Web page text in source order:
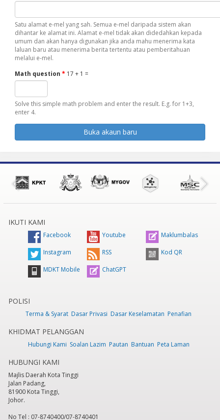
Satu alamat e-mel yang sah. Semua e-mel daripada sistem akan
dihantar ke alamat ini. Alamat e-mel tidak akan didedahkan kepada
umum dan akan hanya digunakan jika anda mahu menerima kata
laluan baru atau menerima berita tertentu atau pemberitahuan
melalui e-mel.
Math question * 17 + 1 =
Solve this simple math problem and enter the result. E.g. for 1+3,
enter 4.
IKUTI KAMI
Facebook Youtube Maklumbalas
Instagram RSS Kod QR
MDKT Mobile ChatGPT
POLISI
Terma & Syarat Dasar Privasi Dasar Keselamatan Penafian
KHIDMAT PELANGGAN
Hubungi Kami Soalan Lazim Pautan Bantuan Peta Laman
HUBUNGI KAMI
Majlis Daerah Kota Tinggi
Jalan Padang,
81900 Kota Tinggi,
Johor.
No Tel : 07-8740400/07-8740401